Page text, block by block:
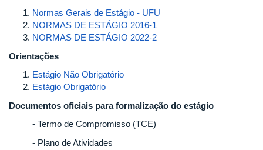
Normas Gerais de Estágio - UFU
NORMAS DE ESTÁGIO 2016-1
NORMAS DE ESTÁGIO 2022-2
Orientações
Estágio Não Obrigatório
Estágio Obrigatório
Documentos oficiais para formalização do estágio
- Termo de Compromisso (TCE)
- Plano de Atividades